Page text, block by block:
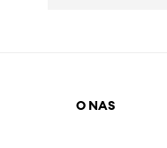
O NAS